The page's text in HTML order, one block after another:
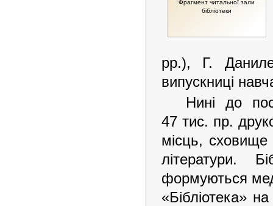
Фрагмент читальної зали
бібліотеки
рр.), Г.
випускниці
Нині до
47 тис. пр.
місць, сховище
літератури.
формуються
«Бібліотека»